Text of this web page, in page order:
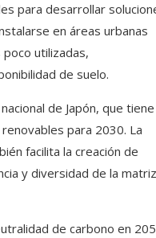
para desarrollar
en áreas urbanas
utilizadas,
de suelo.
de Japón, que tiene
para 2030. La
facilita la creación de
y diversidad de la matriz
de carbono en